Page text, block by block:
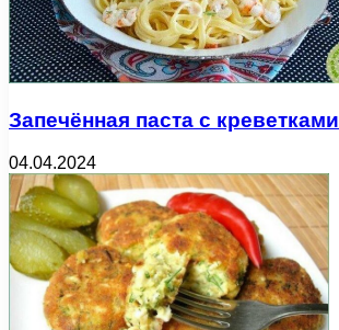
Запечённая паста с креветками
04.04.2024